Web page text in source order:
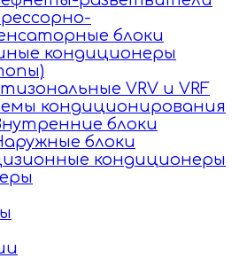
блоки
кондиционеры
VRV и VRF
кондиционирования
блоки
блоки
кондиционеры